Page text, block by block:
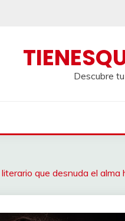
Descubre
que desnuda el alma